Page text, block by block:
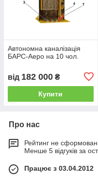
Автономна каналізація
БАРС-Аеро на 10 чол.
від 182 000 ₴
Купити
Про нас
Рейтинг не
Менше 5 відгуків за
Працює з 03.04.2012